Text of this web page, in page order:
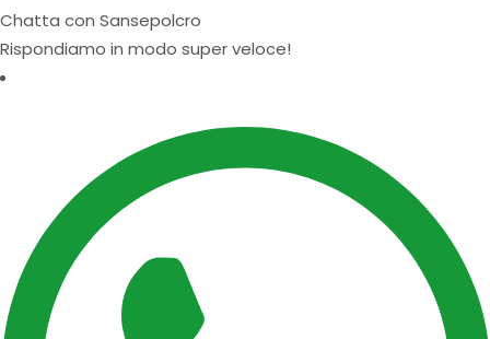
Chatta con Sansepolcro
Rispondiamo in modo super veloce!